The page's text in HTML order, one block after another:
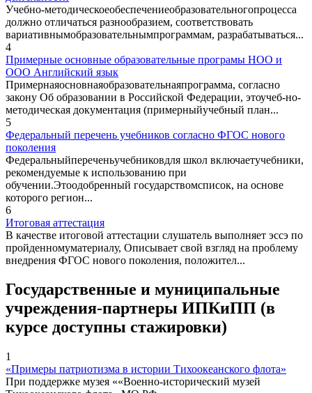
Учебно-методическоеобеспечениеобразовательногопроцесса
должно отличаться разнообразием, соответствовать
вариативнымобразовательнымпрограммам, разрабатываться...
4
Примерные основные образовательные програмы НОО и
ООО Английский язык
Примернаяосновнаяобразовательнаяпрограмма, согласно
закону Об образовании в Российской Федерации, этоучеб-но-
методическая документация (примерныйучебный план...
5
Федеральный перечень учебников согласно ФГОС нового
поколения
Федеральныйпереченьучебниковдля школ включаетучебники,
рекомендуемые к использованию при
обучении.Этоодобренный государствомсписок, на основе
которого регион...
6
Итоговая аттестация
В качестве итоговой аттестации слушатель выполняет эссэ по
пройденномуматериалу, Описывает свой взгляд на проблему
внедрения ФГОС нового поколения, положител...
Государственные и муниципальные
учреждения-партнеры ИПКиПП (в
курсе доступны стажировки)
1
«Примеры патриотизма в истории Тихоокеанского флота»
При поддержке музея ««Военно-исторический музей